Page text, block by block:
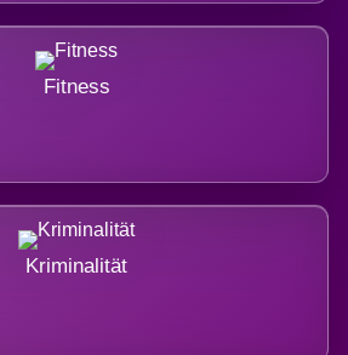
Fitness
Kriminalität